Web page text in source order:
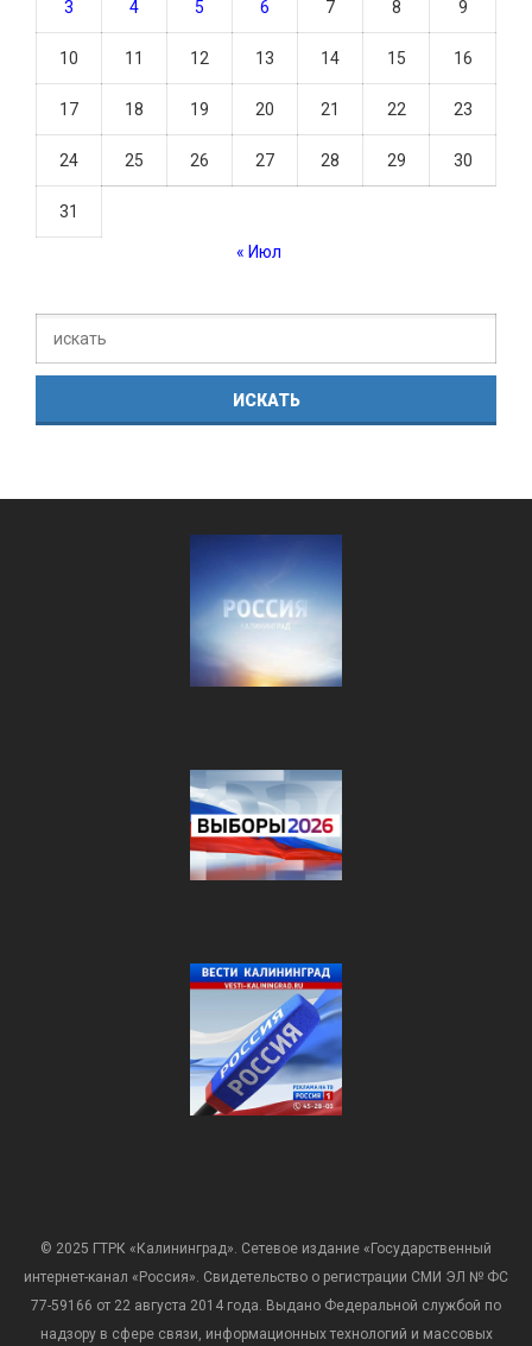
3 4 5 6 7 8 9
10 11 12 13 14 15 16
17 18 19 20 21 22 23
24 25 26 27 28 29 30
31
« Июл
© 2025 ГТРК «Калининград». Сетевое издание «Государственный
интернет-канал «Россия». Свидетельство о регистрации СМИ ЭЛ № ФС
77-59166 от 22 августа 2014 года. Выдано Федеральной службой по
надзору в сфере связи, информационных технологий и массовых